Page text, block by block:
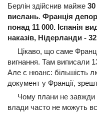
Берлін здійснив майже
вислань. Франція
понад 11 000. Іспанія
наказів, Нідерланди -
Цікаво, що саме
вигнання. Там виписали
Але є нюанс: більшість
документ у Франції,
Чому плани не завжди
влади часто не можуть